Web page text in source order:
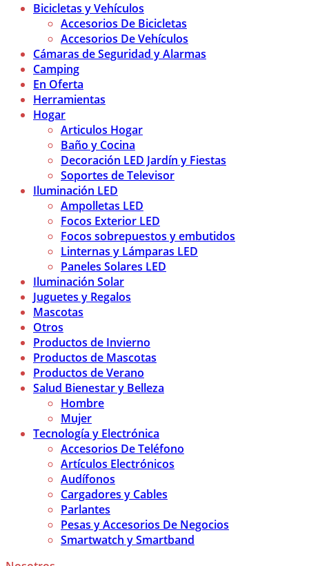
Bicicletas y Vehículos
Accesorios De Bicicletas
Accesorios De Vehículos
Cámaras de Seguridad y Alarmas
Camping
En Oferta
Herramientas
Hogar
Articulos Hogar
Baño y Cocina
Decoración LED Jardín y Fiestas
Soportes de Televisor
Iluminación LED
Ampolletas LED
Focos Exterior LED
Focos sobrepuestos y embutidos
Linternas y Lámparas LED
Paneles Solares LED
Iluminación Solar
Juguetes y Regalos
Mascotas
Otros
Productos de Invierno
Productos de Mascotas
Productos de Verano
Salud Bienestar y Belleza
Hombre
Mujer
Tecnología y Electrónica
Accesorios De Teléfono
Artículos Electrónicos
Audífonos
Cargadores y Cables
Parlantes
Pesas y Accesorios De Negocios
Smartwatch y Smartband